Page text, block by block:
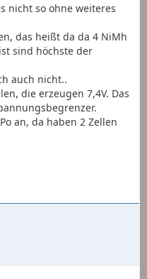
nicht so ohne weiteres
das heißt da da 4 NiMh
sind höchste der
auch nicht..
die erzeugen 7,4V. Das
an, da haben 2 Zellen